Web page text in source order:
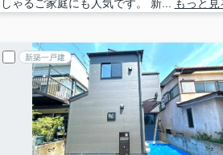
しゃるご家庭にも人気です。 新...
もっと見
新築一戸建